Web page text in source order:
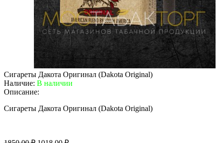
Сигареты Дакота Оригинал (Dakota Original)
Наличие: В наличии
Описание:
Сигареты Дакота Оригинал (Dakota Original)
Первоначальная
Текущая